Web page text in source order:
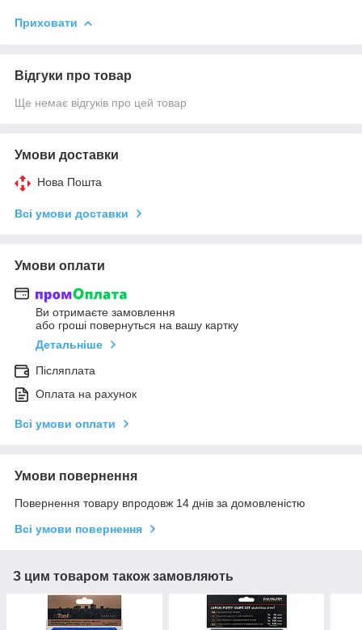
Приховати
Відгуки про товар
Ще немає відгуків про цей товар
Умови доставки
Нова Пошта
Всі умови доставки
Умови оплати
Ви отримаєте замовлення
або гроші повернуться на вашу картку
Детальніше
Післяплата
Оплата на рахунок
Всі умови оплати
Умови повернення
Повернення товару впродовж 14 днів за домовленістю
Всі умови повернення
З цим товаром також замовляють